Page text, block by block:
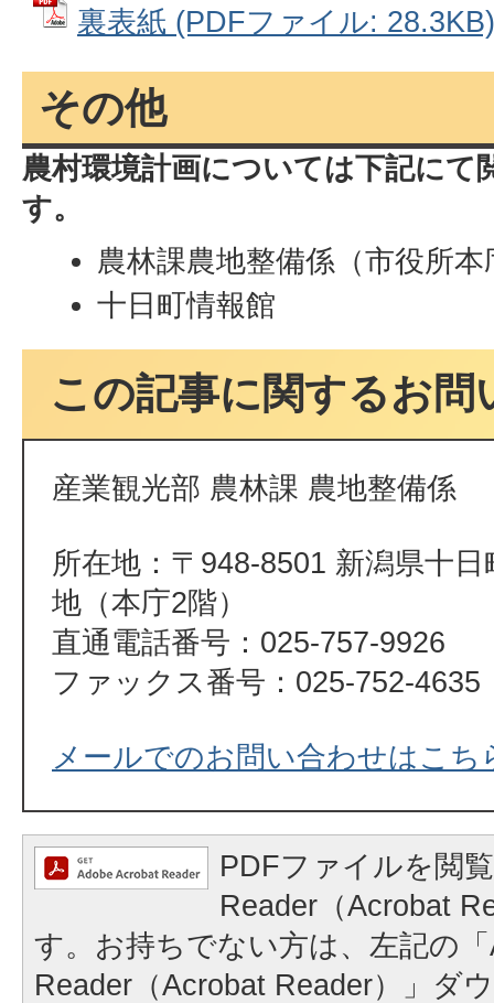
裏表紙 (PDFファイル: 28.3KB)
その他
農村環境計画については下記にて
す。
農林課農地整備係（市役所本
十日町情報館
この記事に関するお問
産業観光部 農林課 農地整備係
所在地：〒948-8501 新潟県十
地（本庁2階）
直通電話番号：025-757-9926
ファックス番号：025-752-4635
メールでのお問い合わせはこち
PDFファイルを閲
Reader（Acrobat
す。お持ちでない方は、左記の
Reader（Acrobat Reader）」ダ